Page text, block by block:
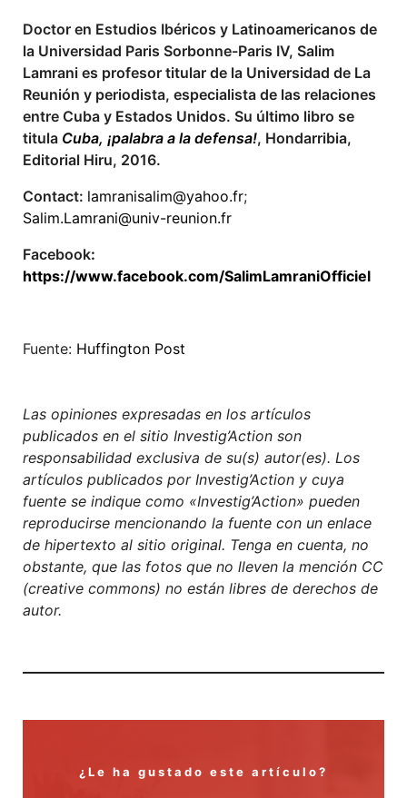
Doctor en Estudios Ibéricos y Latinoamericanos de
la Universidad Paris Sorbonne-Paris IV, Salim
Lamrani es profesor titular de la Universidad de La
Reunión y periodista, especialista de las relaciones
entre Cuba y Estados Unidos. Su último libro se
titula Cuba, ¡palabra a la defensa!, Hondarribia,
Editorial Hiru, 2016.
Contact: lamranisalim@yahoo.fr;
Salim.Lamrani@univ-reunion.fr
Facebook:
https://www.facebook.com/SalimLamraniOfficiel
Fuente: Huffington Post
Las opiniones expresadas en los artículos
publicados en el sitio Investig’Action son
responsabilidad exclusiva de su(s) autor(es). Los
artículos publicados por Investig’Action y cuya
fuente se indique como «Investig’Action» pueden
reproducirse mencionando la fuente con un enlace
de hipertexto al sitio original. Tenga en cuenta, no
obstante, que las fotos que no lleven la mención CC
(creative commons) no están libres de derechos de
autor.
¿Le ha gustado este artículo?